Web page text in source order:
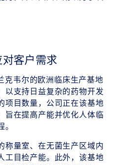
客户需求
克韦尔的欧洲临床生产基地
以支持日益复杂的药物开发
项目数量，公司正在该基地
旨在提高产能并优化人体临
。
称量室、在无菌生产区域内
工目检产能。此外，该基地